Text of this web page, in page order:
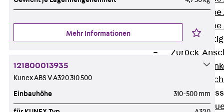
Zahnschraube
Zahnschraube
Zurück
Zurück
Mehr Informationen
121800013935
Kunex ABS V A320 310 500
Einbauhöhe 310-500 mm